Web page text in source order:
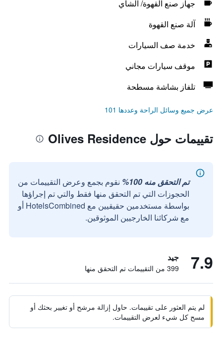
جهاز صنع القهوة/ الشاي
آلة صنع القهوة
خدمة صف السيارات
موقف سيارات مجاني
تلفاز بشاشة مسطحة
عرض جميع وسائل الراحة وعددها 101
تقييمات حول Olives Residence
تم التحقق منه 100%
نقوم بجمع وعرض التقييمات من
الحجوزات التي تم التحقق منها فقط والتي تم إجراؤها
بواسطة مستخدمين حقيقيين مع HotelsCombined أو
مع شركائنا الخارجيين الموثوقين.
7.9 جيد
399 من التقييمات تم التحقق منها
لم يتم العثور على تقييمات. حاول إزالة مرشح أو تغيير بحثك أو
مسح كل شيء لعرض التقييمات.